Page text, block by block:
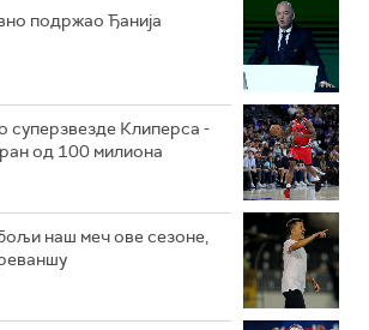
подржао Ђанија
суперзвезде Клиперса -
од 100 милиона
наш меч ове сезоне,